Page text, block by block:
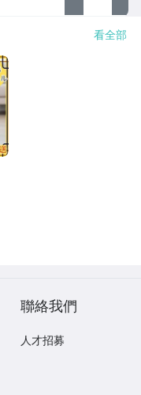
看全部
聯絡我們
人才招募